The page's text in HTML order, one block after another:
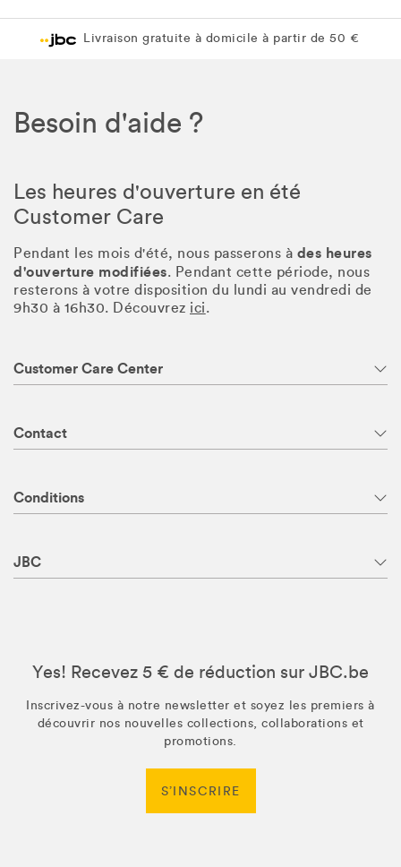
Livraison gratuite à domicile à partir de 50 €
Besoin d'aide ?
Les heures d'ouverture en été
Customer Care
Pendant les mois d'été, nous passerons à des heures
d'ouverture modifiées. Pendant cette période, nous
resterons à votre disposition du lundi au vendredi de
9h30 à 16h30. Découvrez ici.
Customer Care Center
Contact
Conditions
JBC
Yes! Recevez 5 € de réduction sur JBC.be
Inscrivez-vous à notre newsletter et soyez les premiers à
découvrir nos nouvelles collections, collaborations et
promotions.
S’INSCRIRE